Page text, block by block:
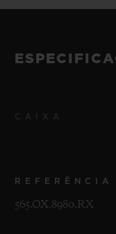
REFERÊNCIA
565.OX.8980.RX